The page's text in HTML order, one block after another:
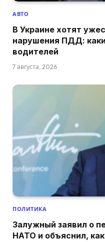
АВТО
В Украине хотят
нарушения ПДД:
водителей
7 августа, 2026
ПОЛИТИКА
Залужный заявил о
НАТО и объяснил,